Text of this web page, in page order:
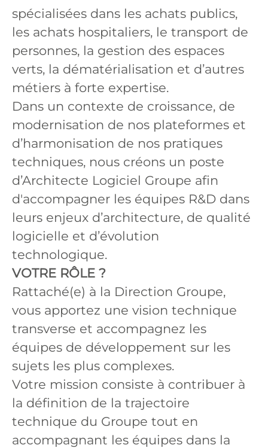
spécialisées dans les achats publics,
les achats hospitaliers, le transport de
personnes, la gestion des espaces
verts, la dématérialisation et d’autres
métiers à forte expertise.
Dans un contexte de croissance, de
modernisation de nos plateformes et
d’harmonisation de nos pratiques
techniques, nous créons un poste
d’Architecte Logiciel Groupe afin
d'accompagner les équipes R&D dans
leurs enjeux d’architecture, de qualité
logicielle et d’évolution
technologique.
VOTRE RÔLE ?
Rattaché(e) à la Direction Groupe,
vous apportez une vision technique
transverse et accompagnez les
équipes de développement sur les
sujets les plus complexes.
Votre mission consiste à contribuer à
la définition de la trajectoire
technique du Groupe tout en
accompagnant les équipes dans la